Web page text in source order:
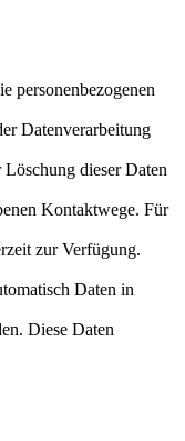
personenbezogenen
Datenverarbeitung
dieser Daten
Kontaktwege. Für
zur Verfügung.
Daten in
Diese Daten